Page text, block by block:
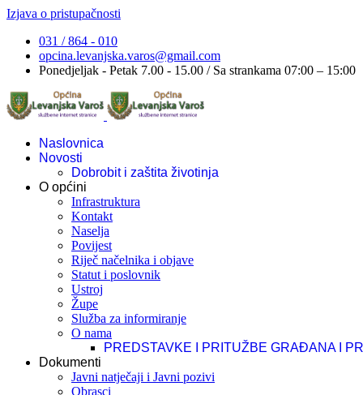
Izjava o pristupačnosti
031 / 864 - 010
opcina.levanjska.varos@gmail.com
Ponedjeljak - Petak 7.00 - 15.00 / Sa strankama 07:00 – 15:00
Naslovnica
Novosti
Dobrobit i zaštita životinja
O općini
Infrastruktura
Kontakt
Naselja
Povijest
Riječ načelnika i objave
Statut i poslovnik
Ustroj
Župe
Služba za informiranje
O nama
PREDSTAVKE I PRITUŽBE GRAĐANA I
Dokumenti
Javni natječaji i Javni pozivi
Obrasci